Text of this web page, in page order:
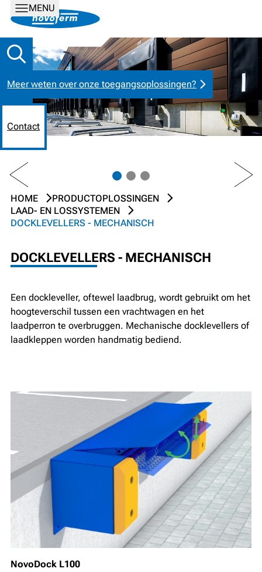
MENU
Meer weten over onze toegangsoplossingen?
Contact
PREV NEXT
HOME
PRODUCTOPLOSSINGEN
LAAD- EN LOSSYSTEMEN
DOCKLEVELLERS - MECHANISCH
DOCKLEVELLERS - MECHANISCH
Een dockleveller, oftewel laadbrug, wordt gebruikt om het
hoogteverschil tussen een vrachtwagen en het
laadperron te overbruggen. Mechanische docklevellers of
laadkleppen worden handmatig bediend.
NovoDock L100